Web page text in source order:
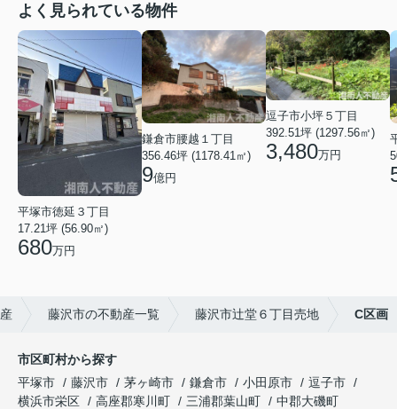
よく見られている物件
平塚市徳延３丁目
17.21坪 (56.90㎡)
680万円
鎌倉市腰越１丁目
356.46坪 (1178.41㎡)
9億円
逗子市小坪５丁目
392.51坪 (1297.56㎡)
3,480万円
藤沢市の不動産一覧 藤沢市辻堂６丁目売地 C区画
市区町村から探す
平塚市
藤沢市 茅ヶ崎市 鎌倉市 小田原市
逗子市
横浜市栄区
高座郡寒川町 三浦郡葉山町
中郡大磯町